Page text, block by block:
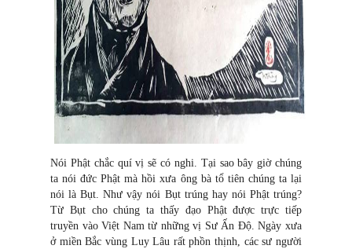
Nói Phật chắc quí vị sẽ có nghi. Tại sao bây giờ chúng
ta nói đức Phật mà hồi xưa ông bà tổ tiên chúng ta lại
nói là Bụt. Như vậy nói Bụt trúng hay nói Phật trúng?
Từ Bụt cho chúng ta thấy đạo Phật được trực tiếp
truyền vào Việt Nam từ những vị Sư Ấn Độ. Ngày xưa
ở miền Bắc vùng Luy Lâu rất phồn thịnh, các sư người